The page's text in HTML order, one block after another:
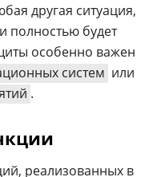
другая ситуация,
полностью будет
особенно важен
систем или
.
реализованных в